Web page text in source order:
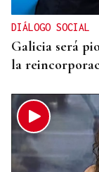
Observación
DIÁLOGO SOCIAL
Galicia será
la